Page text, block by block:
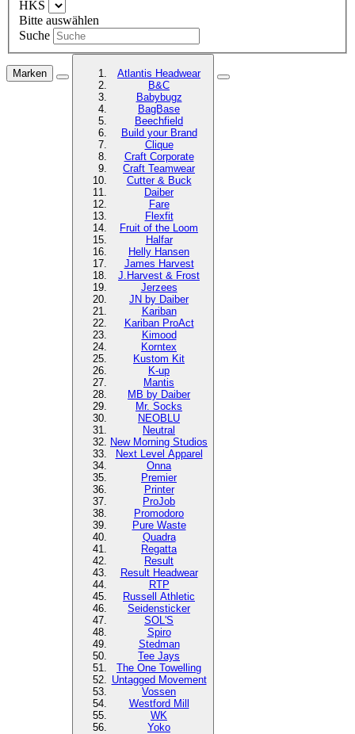
HKS
Bitte auswählen
Suche
Marken
Atlantis Headwear
B&C
Babybugz
BagBase
Beechfield
Build your Brand
Clique
Craft Corporate
Craft Teamwear
Cutter & Buck
Daiber
Fare
Flexfit
Fruit of the Loom
Halfar
Helly Hansen
James Harvest
J.Harvest & Frost
Jerzees
JN by Daiber
Kariban
Kariban ProAct
Kimood
Korntex
Kustom Kit
K-up
Mantis
MB by Daiber
Mr. Socks
NEOBLU
Neutral
New Morning Studios
Next Level Apparel
Onna
Premier
Printer
ProJob
Promodoro
Pure Waste
Quadra
Regatta
Result
Result Headwear
RTP
Russell Athletic
Seidensticker
SOL'S
Spiro
Stedman
Tee Jays
The One Towelling
Untagged Movement
Vossen
Westford Mill
WK
Yoko